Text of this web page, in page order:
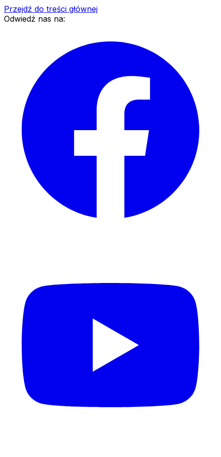
Przejdź do treści głównej
Odwiedź nas na: